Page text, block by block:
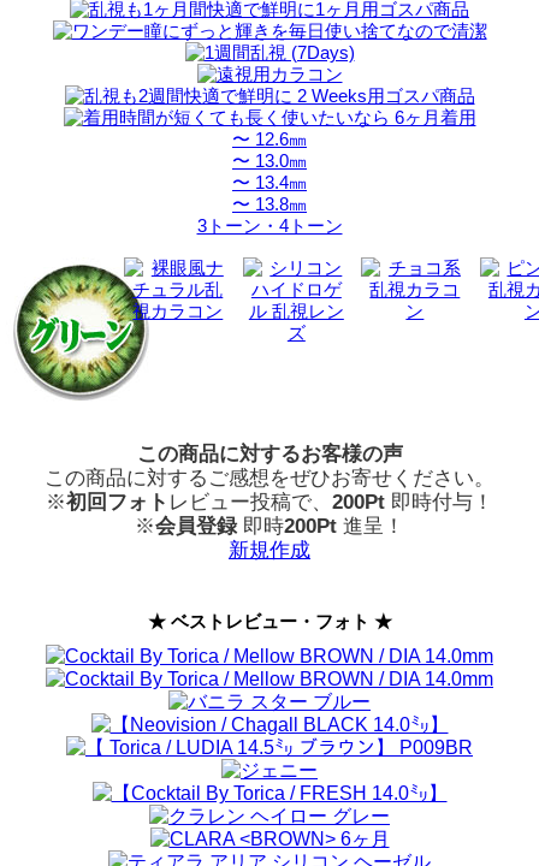
〜 12.6㎜
〜 13.0㎜
〜 13.4㎜
〜 13.8㎜
3トーン・4トーン
この商品に対するお客様の声
この商品に対するご感想をぜひお寄せください。
※初回フォト レビュー投稿で、 200Pt 即時付与！
※会員登録即時200Pt 進呈！
新規作成
★ ベストレビュー・フォト ★